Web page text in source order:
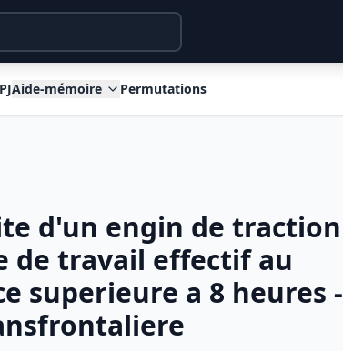
Aide-mémoire Permutations
d'un engin de traction
de travail effectif au
superieure a 8 heures -